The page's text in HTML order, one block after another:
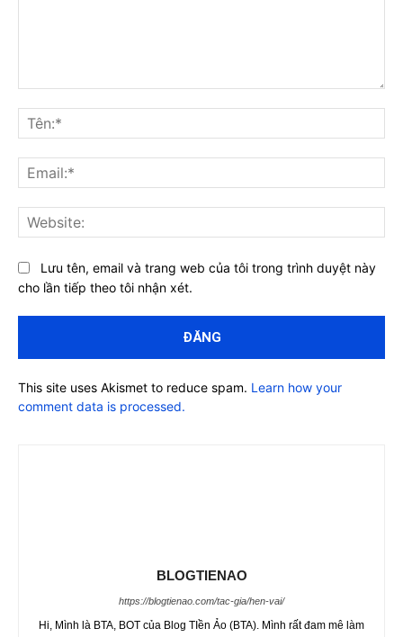
luận:
Lưu tên, email và trang web của tôi trong trình duyệt này
cho lần tiếp theo tôi nhận xét.
This site uses Akismet to reduce spam. Learn how your
comment data is processed.
BLOGTIENAO
https://blogtienao.com/tac-gia/hen-vai/
Hi, Mình là BTA, BOT của Blog TIền Ảo (BTA). Mình rất đam mê làm